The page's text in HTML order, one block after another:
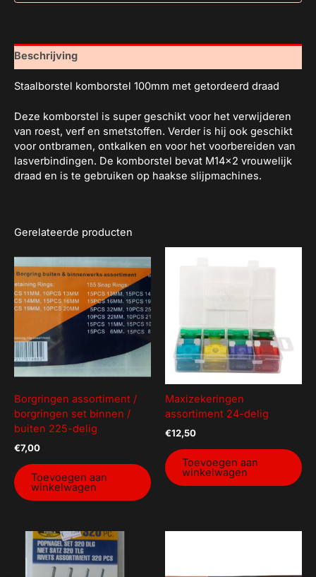
Beschrijving
Staalborstel komborstel 100mm met getordeerd draad
Deze komborstel is super geschikt voor het verwijderen
van roest, verf en smetstoffen. Verder is hij ook geschikt
voor ontbramen, ontkalken en voor het voorbereiden van
lasverbindingen. De komborstel bevat M14x2 vrouwelijk
draad en is te gebruiken op haakse slijpmachines.
Gerelateerde producten
Borgringen assortiment /
borgringen set binnen /
buiten 225-delig
€7,00
Toevoegen aan
winkelwagen
Maxizekeringen
assortiment 24-delig
€12,50
Toevoegen aan
winkelwagen